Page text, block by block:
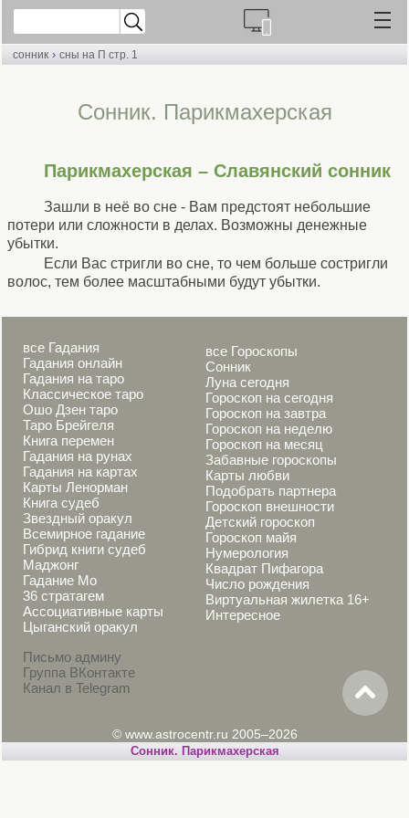
сонник › сны на П стр. 1
Cонник. Парикмахерская
Парикмахерская – Славянский сонник
Зашли в неё во сне - Вам предстоят небольшие
потери или сложности в делах. Возможны денежные
убытки.
Если Вас стригли во сне, то чем больше состригли
волос, тем более масштабными будут убытки.
все Гадания
Гадания онлайн
Гадания на таро
Классическое таро
Ошо Дзен таро
Таро Брейгеля
Книга перемен
Гадания на рунах
Гадания на картах
Карты Ленорман
Книга судеб
Звездный оракул
Всемирное гадание
Гибрид книги судеб
Маджонг
Гадание Мо
36 стратагем
Ассоциативные карты
Цыганский оракул
Письмо админу
Группа ВКонтакте
Канал в Telegram
все Гороскопы
Сонник
Луна сегодня
Гороскоп на сегодня
Гороскоп на завтра
Гороскоп на неделю
Гороскоп на месяц
Забавные гороскопы
Карты любви
Подобрать партнера
Гороскоп внешности
Детский гороскоп
Гороскоп майя
Нумерология
Квадрат Пифагора
Число рождения
Виртуальная жилетка 16+
Интересное
© www.astrocentr.ru 2005–2026
Cонник. Парикмахерская